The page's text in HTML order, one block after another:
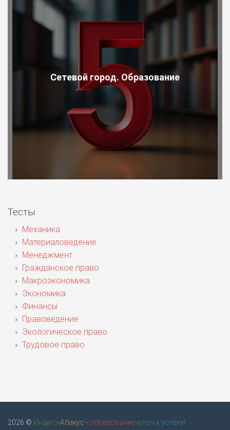
Сетевой город. Образование
Тесты
Механика
Материаловедение
Менеджмент
Гражданское право
Макроэкономика
Экономика
Финансы
Правоведение
Экологическое право
Трудовое право
2026 © Индиго-Абакус - образование ключ к успеху!